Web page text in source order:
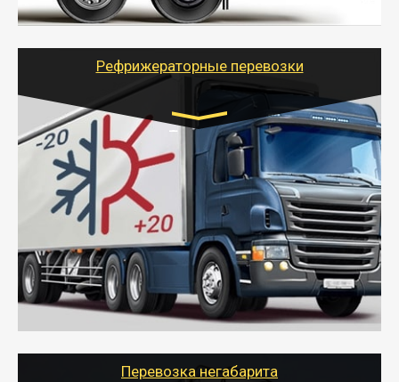
- Тайгер Логистик организует доставку
крупногабаритных и личных вещей по нужному
для погрузочно-разгрузочных работ при перевозке.
Рефрижераторные перевозки
Транспорт:
Газель (1,5 и 3 тонны), Бычок, Еврофура от 5 до
10 тонн
от 6000 руб.
- Рефрижераторные перевозки грузов с
соблюдением температурного режима, работающим
термописцем, санитарной обработкой кузова и мед.
книжкой у водителя.
- Тайгер Логистик поможет быстро перевезти
скоропортящиеся продукты в любой город России с
Перевозка негабарита